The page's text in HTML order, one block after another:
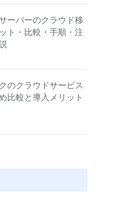
ーバーのクラウド移
ト・比較・手順・注
のクラウドサービス
比較と導入メリット